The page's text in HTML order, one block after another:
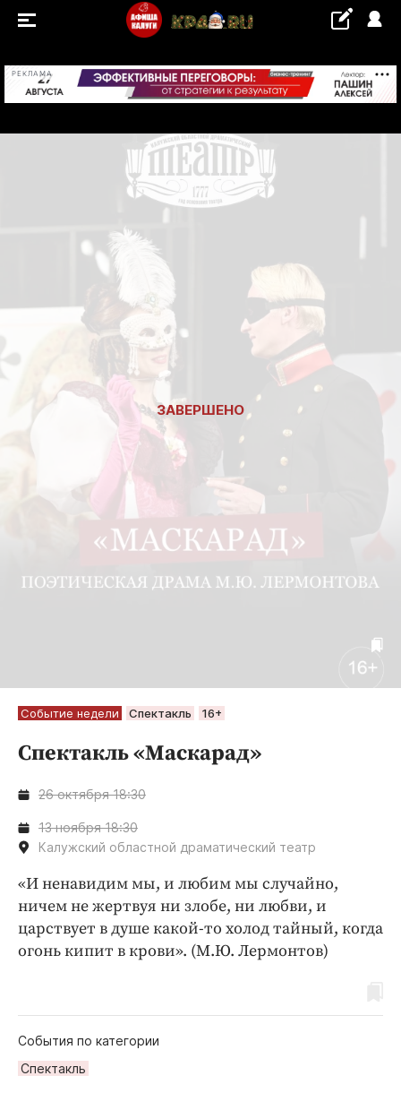
РЕКЛАМА +21...+22 °С
СОБЫТИЯ
Концерты
Выставки
Событие недели Спектакль 16+
Спектакль «Маскарад»
26 октября 18:30
13 ноября 18:30
Калужский областной драматический театр
«И ненавидим мы, и любим мы случайно,
ничем не жертвуя ни злобе, ни любви, и
царствует в душе какой-то холод тайный, когда
огонь кипит в крови». (М.Ю. Лермонтов)
События по категории
Спектакль